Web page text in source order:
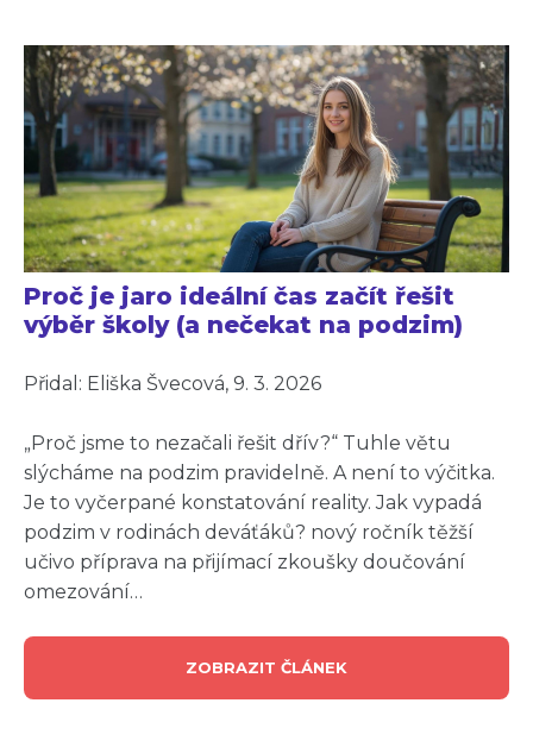
Proč je jaro ideální čas začít řešit
výběr školy (a nečekat na podzim)
Přidal: Eliška Švecová, 9. 3. 2026
„Proč jsme to nezačali řešit dřív?“ Tuhle větu
slýcháme na podzim pravidelně. A není to výčitka.
Je to vyčerpané konstatování reality. Jak vypadá
podzim v rodinách deváťáků? nový ročník těžší
učivo příprava na přijímací zkoušky doučování
omezování…
ZOBRAZIT ČLÁNEK